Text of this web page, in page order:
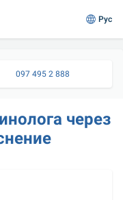
Рус
097 495 2 888
через